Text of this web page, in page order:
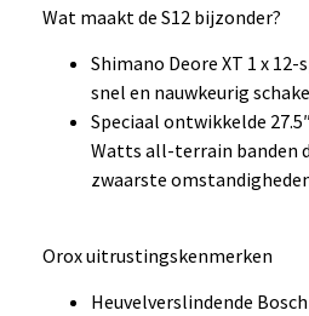
Wat maakt de S12 bijzonder?
Shimano Deore XT 1 x
snel en nauwkeurig
Speciaal ontwikkelde
Watts all-terrain banden
zwaarste
Orox uitrustingskenmerken
Heuvelverslindende